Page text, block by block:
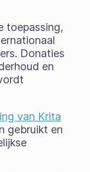
toepassing,
Donaties
en
van Krita
gebruikt en